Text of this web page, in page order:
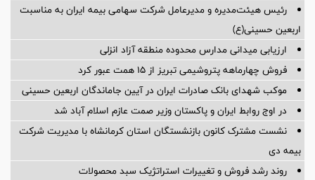
رئیس هیئت‌مدیره و مدیرعامل شرکت سهامی بیمه ایران به مناسبت
اربعین حسینی(ع)
ارزیابی میدانی مدارس محدوده منطقه آزاد انزلی
فروش چهارماهه پتروشیمی تبریز از ۱۵ همت عبور کرد
موکب شهدای بانک صادرات ایران در آیین جاماندگان اربعین حسینی
در اوج روابط ایران و پاکستان وزیر صمت عازم اسلام آباد شد
نشست مشترک کانون بازنشستگان استان کرمانشاه با مدیریت شرکت
بیمه دی
روند رشد فروش و تغییرات استراتژیک سبد محصولات